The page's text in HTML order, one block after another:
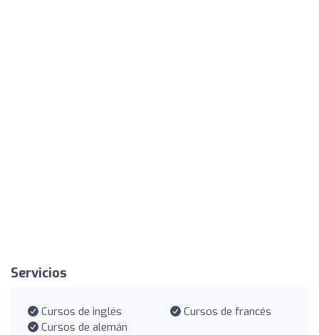
Servicios
Cursos de inglés
Cursos de francés
Cursos de alemán